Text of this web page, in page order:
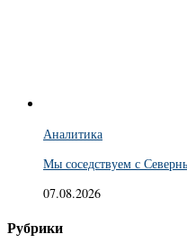
Аналитика
Мы соседствуем с
07.08.2026
Рубрики